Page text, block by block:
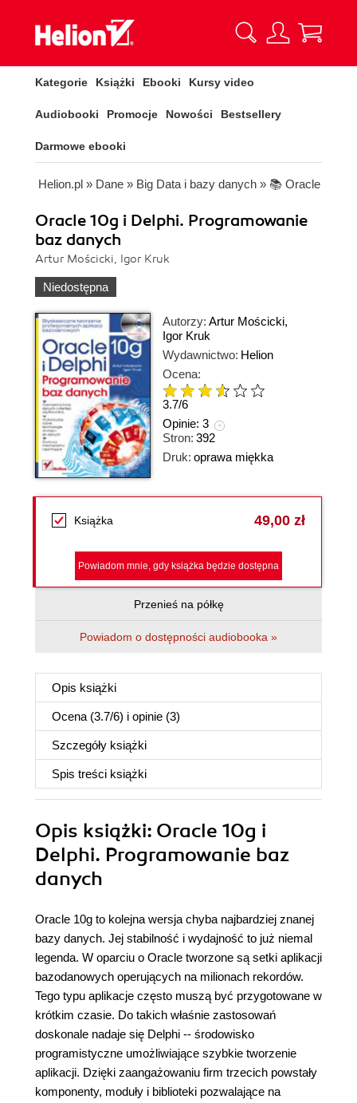
Kategorie Książki Ebooki Kursy video
Audiobooki Promocje Nowości Bestsellery
Darmowe ebooki
Helion.pl » Dane » Big Data i bazy danych » 📚 Oracle
Oracle 10g i Delphi. Programowanie
baz danych
Artur Mościcki, Igor Kruk
Niedostępna
Autorzy: Artur Mościcki,
Igor Kruk
Wydawnictwo: Helion
Ocena:
3.7/6
Opinie: 3
Stron: 392
Druk: oprawa miękka
Książka 49,00 zł
Powiadom mnie, gdy książka będzie dostępna
Przenieś na półkę
Powiadom o dostępności audiobooka »
Opis książki
Ocena (3.7/6) i opinie (3)
Szczegóły książki
Spis treści książki
Opis książki: Oracle 10g i
Delphi. Programowanie baz
danych
Oracle 10g to kolejna wersja chyba najbardziej znanej
bazy danych. Jej stabilność i wydajność to już niemal
legenda. W oparciu o Oracle tworzone są setki aplikacji
bazodanowych operujących na milionach rekordów.
Tego typu aplikacje często muszą być przygotowane w
krótkim czasie. Do takich właśnie zastosowań
doskonale nadaje się Delphi -- środowisko
programistyczne umożliwiające szybkie tworzenie
aplikacji. Dzięki zaangażowaniu firm trzecich powstały
komponenty, moduły i biblioteki pozwalające na